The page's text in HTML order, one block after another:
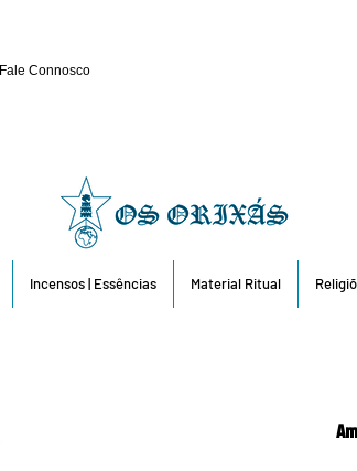
Fale Connosco
Incensos | Essências Material Ritual